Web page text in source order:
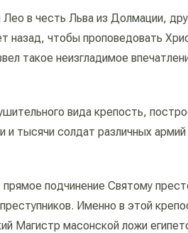
в честь Льва из Долмации,
назад, чтобы проповедовать
такое неизгладимое
вида крепость,
и тысячи солдат различных
подчинение Святому
Именно в этой
Магистр масонской ложи